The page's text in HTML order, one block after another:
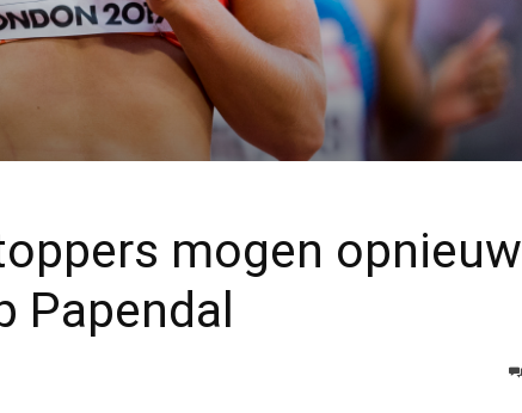
mogen opnieuw
Papendal